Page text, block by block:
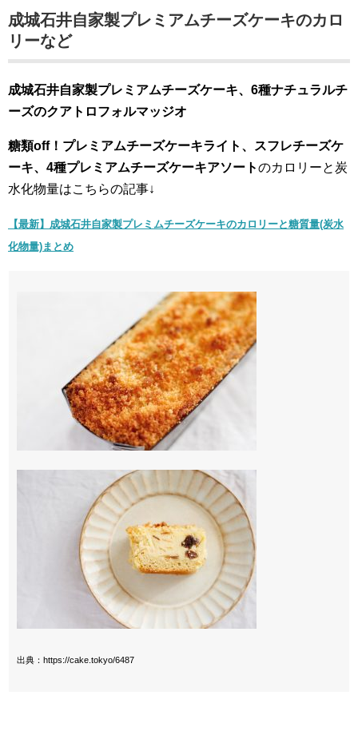
成城石井自家製プレミアムチーズケーキのカロ
リーなど
成城石井自家製プレミアムチーズケーキ、6種ナチュラルチ
ーズのクアトロフォルマッジオ
糖類off！プレミアムチーズケーキライト、スフレチーズケ
ーキ、4種プレミアムチーズケーキアソートのカロリーと炭
水化物量はこちらの記事↓
【最新】成城石井自家製プレミムチーズケーキのカロリーと糖質量(炭水
化物量)まとめ
出典：https://cake.tokyo/6487